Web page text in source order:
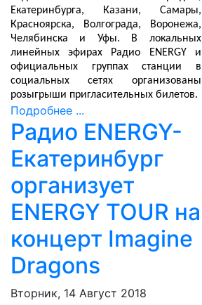
Екатеринбурга, Казани, Самары,
Красноярска, Волгограда, Воронежа,
Челябинска и Уфы. В локальных
линейных эфирах Радио ENERGY и
официальных группах станции в
социальных сетях организованы
розыгрыши пригласительных билетов.
Подробнее ...
Радио ENERGY-
Екатеринбург
организует
ENERGY TOUR на
концерт Imagine
Dragons
Вторник, 14 Август 2018